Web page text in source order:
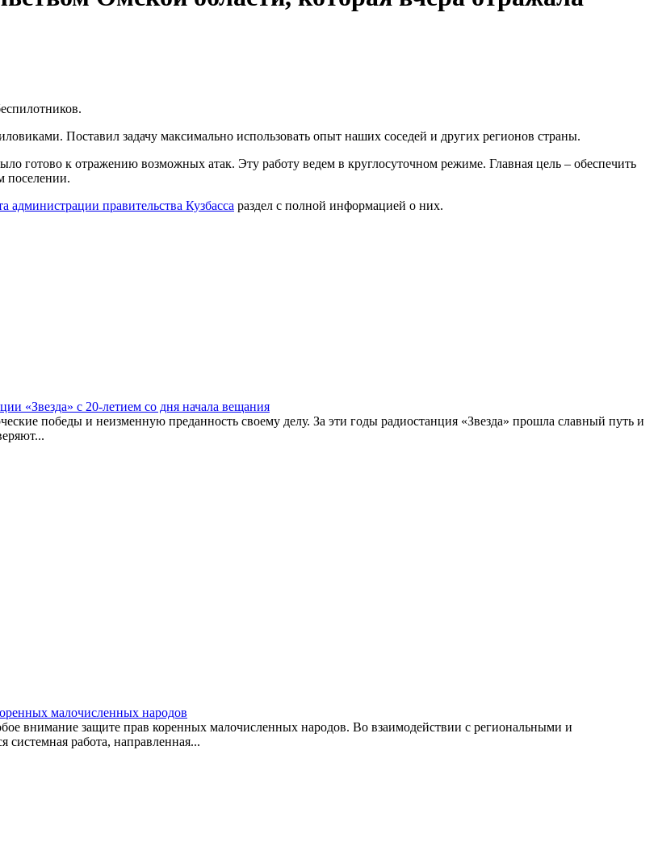
Поставил задачу максимально использовать опыт наших соседей и других регионов страны.
готово к отражению возможных атак. Эту работу ведем в круглосуточном режиме. Главная цель – обеспечить
поселении.
администрации правительства Кузбасса раздел с полной информацией о них.
«Звезда» с 20-летием со дня начала вещания
победы и неизменную преданность своему делу. За эти годы радиостанция «Звезда» прошла славный путь и
малочисленных народов
внимание защите прав коренных малочисленных народов. Во взаимодействии с региональными и
работа, направленная...